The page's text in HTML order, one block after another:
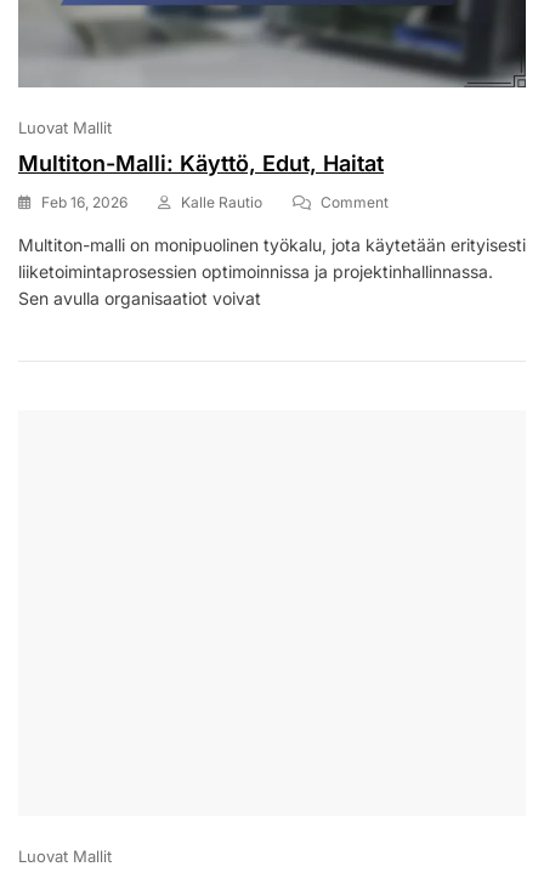
Luovat Mallit
Multiton-Malli: Käyttö, Edut, Haitat
Feb 16, 2026 Kalle Rautio CommentOn
Malli:
Käyttö,
Multiton-malli on monipuolinen työkalu, jota käytetään erityisesti
liiketoimintaprosessien optimoinnissa ja projektinhallinnassa.
Sen avulla organisaatiot voivat
Luovat Mallit